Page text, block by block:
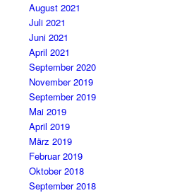
August 2021
Juli 2021
Juni 2021
April 2021
September 2020
November 2019
September 2019
Mai 2019
April 2019
März 2019
Februar 2019
Oktober 2018
September 2018